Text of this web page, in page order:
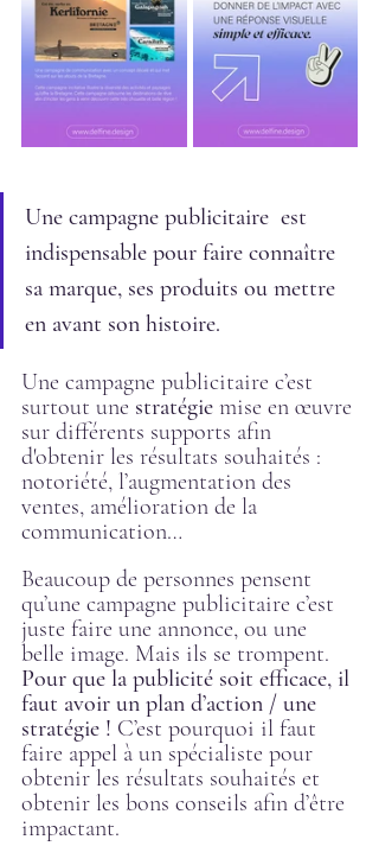
Une campagne publicitaire  est
indispensable pour faire connaître
sa marque, ses produits ou mettre
en avant son histoire.
Une campagne publicitaire c’est
surtout une stratégie mise en œuvre
sur différents supports afin
d'obtenir les résultats souhaités :
notoriété, l’augmentation des
ventes, amélioration de la
communication…
Beaucoup de personnes pensent
qu’une campagne publicitaire c’est
juste faire une annonce, ou une
belle image. Mais ils se trompent.
Pour que la publicité soit efficace, il
faut avoir un plan d’action / une
stratégie ! C’est pourquoi il faut
faire appel à un spécialiste pour
obtenir les résultats souhaités et
obtenir les bons conseils afin d’être
impactant.